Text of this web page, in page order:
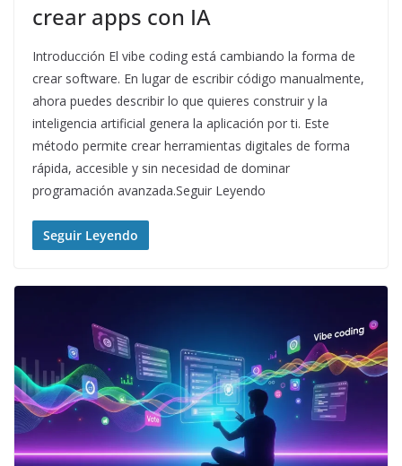
crear apps con IA
Introducción El vibe coding está cambiando la forma de
crear software. En lugar de escribir código manualmente,
ahora puedes describir lo que quieres construir y la
inteligencia artificial genera la aplicación por ti. Este
método permite crear herramientas digitales de forma
rápida, accesible y sin necesidad de dominar
programación avanzada.Seguir Leyendo
Seguir Leyendo